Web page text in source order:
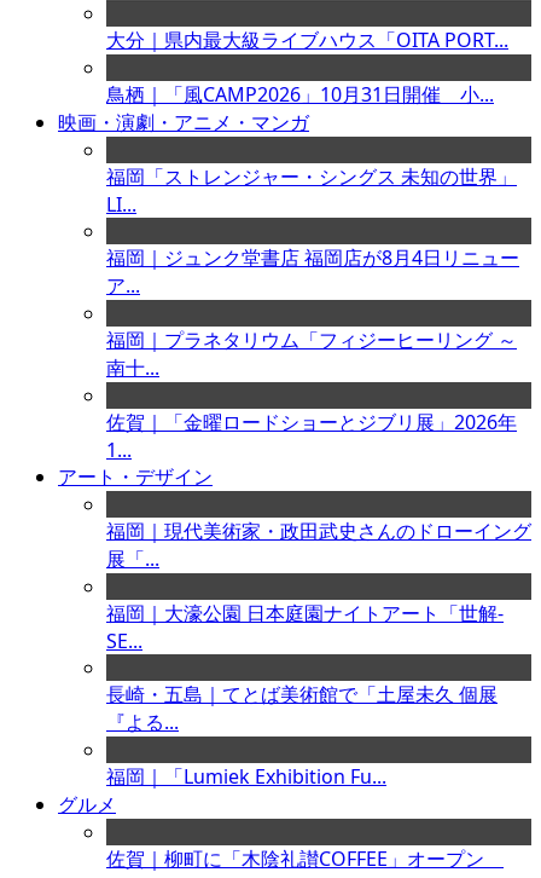
大分｜県内最大級ライブハウス「OITA PORT...
鳥栖｜「風CAMP2026」10月31日開催 小...
映画・演劇・アニメ・マンガ
福岡「ストレンジャー・シングス 未知の世界」
LI...
福岡｜ジュンク堂書店 福岡店が8月4日リニュー
ア...
福岡｜プラネタリウム「フィジーヒーリング ～
南十...
佐賀｜「金曜ロードショーとジブリ展」2026年
1...
アート・デザイン
福岡｜現代美術家・政田武史さんのドローイング
展「...
福岡｜大濠公園 日本庭園ナイトアート「世解-
SE...
長崎・五島｜てとば美術館で「土屋未久 個展
『よる...
福岡｜「Lumiek Exhibition Fu...
グルメ
佐賀｜柳町に「木陰礼讃COFFEE」オープン